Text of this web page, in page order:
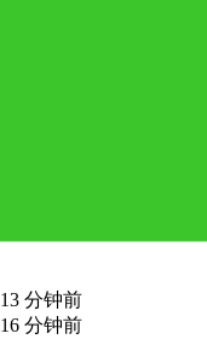
13 分钟前
16 分钟前